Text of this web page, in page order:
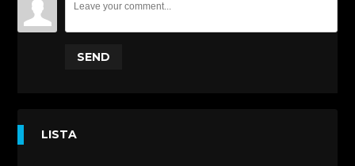
SEND
LISTA